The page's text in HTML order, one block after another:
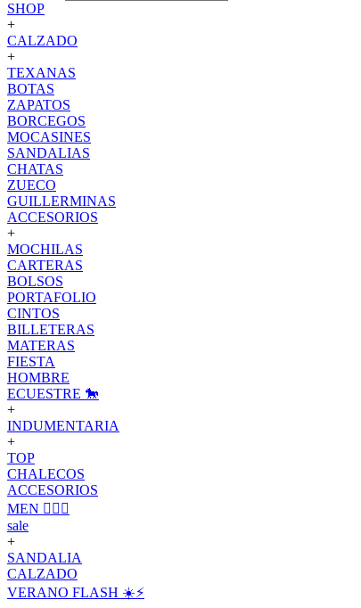
SHOP
+
CALZADO
+
TEXANAS
BOTAS
ZAPATOS
BORCEGOS
MOCASINES
SANDALIAS
CHATAS
ZUECO
GUILLERMINAS
ACCESORIOS
+
MOCHILAS
CARTERAS
BOLSOS
PORTAFOLIO
CINTOS
BILLETERAS
MATERAS
FIESTA
HOMBRE
ECUESTRE 🐎
+
INDUMENTARIA
+
TOP
CHALECOS
ACCESORIOS
MEN 🙋🏽‍♂️
sale
+
SANDALIA
CALZADO
VERANO FLASH ☀️⚡️